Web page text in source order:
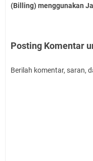
(Billing) menggunakan
Posting Komentar
Berilah komentar, saran,